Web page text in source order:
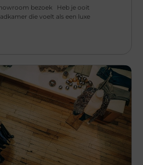
bezoek Heb je ooit
die voelt als een luxe